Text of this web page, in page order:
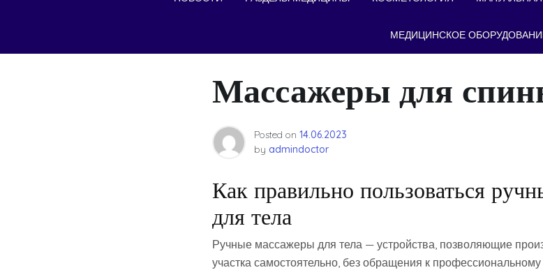
МЕДИЦИНСКОЕ
Массажеры для
Posted on 14.06.2023
by admindoctor
Как правильно пользоваться
для тела
Ручные массажеры для тела — устройства, позволяющие
участка самостоятельно, без обращения к